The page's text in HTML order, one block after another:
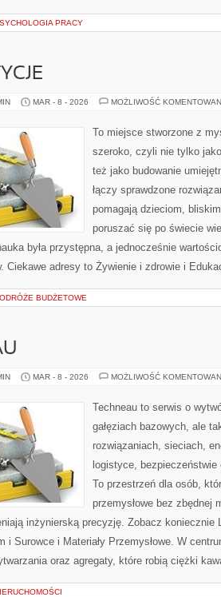
PRACY
MAR - 8 - 2026 MOŻLIWOŚĆ
To miejsce stworzone z
szeroko, czyli nie tylko
też jako budowanie
łączy sprawdzone
pomagają dzieciom,
poruszać się po świecie
była przystępna, a jednocześnie
Ciekawe adresy to Żywienie i zdrowie i
BUDŻETOWE
MAR - 8 - 2026 MOŻLIWOŚĆ
Techneau to serwis o
gałęziach bazowych, ale
rozwiązaniach, sieciach,
logistyce,
To przestrzeń dla osób,
przemysłowe bez zbędnej
inżynierską precyzję. Zobacz koniecznie
i Surowce i Materiały Przemysłowe. W
oraz agregaty, które robią ciężki